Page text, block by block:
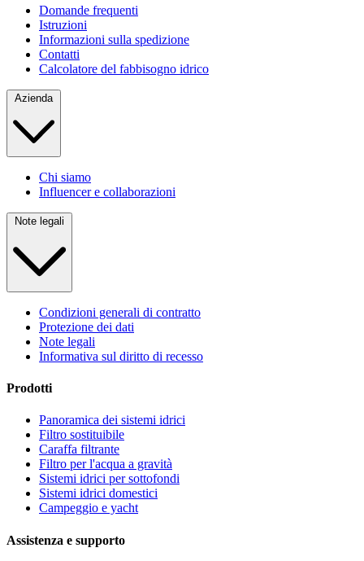
Domande frequenti
Istruzioni
Informazioni sulla spedizione
Contatti
Calcolatore del fabbisogno idrico
Azienda
Chi siamo
Influencer e collaborazioni
Note legali
Condizioni generali di contratto
Protezione dei dati
Note legali
Informativa sul diritto di recesso
Prodotti
Panoramica dei sistemi idrici
Filtro sostituibile
Caraffa filtrante
Filtro per l'acqua a gravità
Sistemi idrici per sottofondi
Sistemi idrici domestici
Campeggio e yacht
Assistenza e supporto